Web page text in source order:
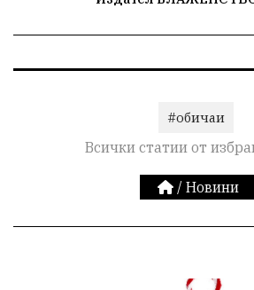
#обичаи
Всички статии от
/ Новини